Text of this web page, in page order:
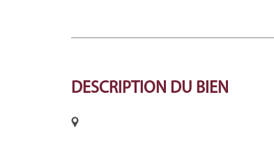
DESCRIPTION DU BIEN